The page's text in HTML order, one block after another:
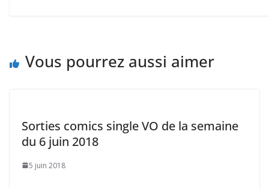
Vous pourrez aussi aimer
Sorties comics single VO de la semaine
du 6 juin 2018
5 juin 2018